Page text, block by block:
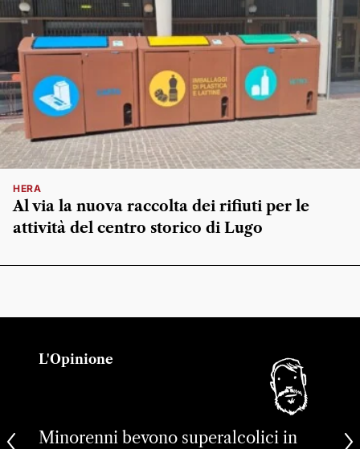
HERA
Al via la nuova raccolta dei rifiuti per le
attività del centro storico di Lugo
L'Opinione
Minorenni bevono superalcolici in